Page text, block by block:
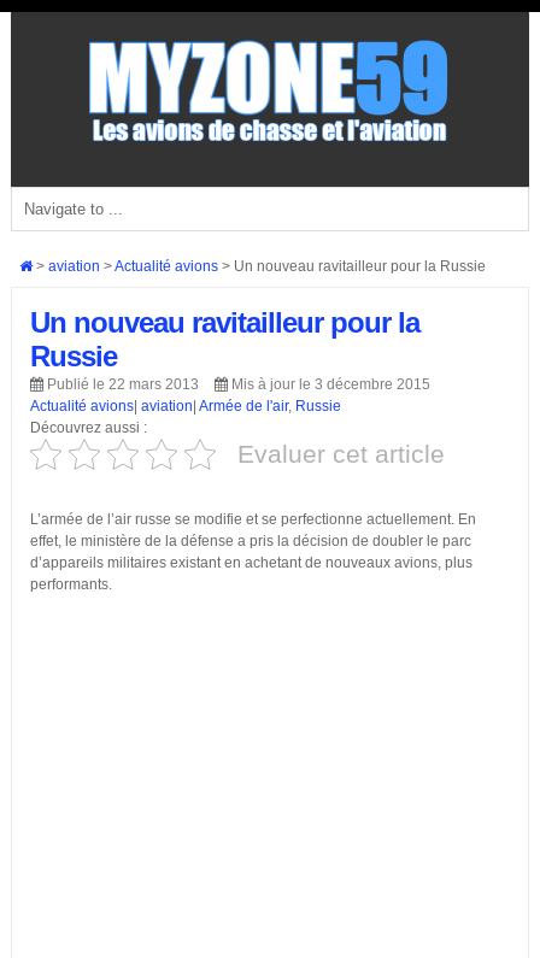
> aviation >Actualité avions> Un nouveau ravitailleur pour la Russie
Un nouveau ravitailleur pour la
Russie
Publié le 22 mars 2013
Mis à jour le 3 décembre 2015
Actualité avions| aviation Armée de l'air, Russie
Découvrez aussi :
Evaluer cet article
L’armée de l’air russe se modifie et se perfectionne actuellement. En
effet, le ministère de la défense a pris la décision de doubler le parc
d’appareils militaires existant en achetant de nouveaux avions, plus
performants.